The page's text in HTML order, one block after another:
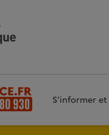
S'informer et